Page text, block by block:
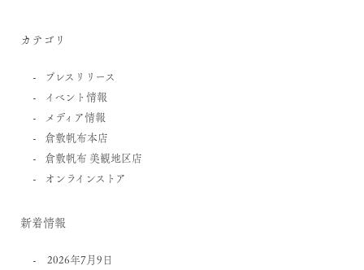
カテゴリ
プレスリリース
イベント情報
メディア情報
倉敷帆布本店
倉敷帆布 美観地区店
オンラインストア
新着情報
2026年7月9日